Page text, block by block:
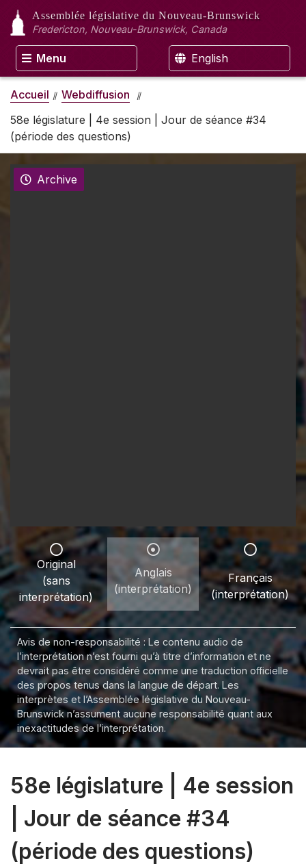
Assemblée législative du Nouveau-Brunswick
Fredericton, Nouveau-Brunswick, Canada
Menu English
Accueil
Webdiffusion
58e législature | 4e session | Jour de séance #34
(période des questions)
Archive
Original
(sans
interprétation)
Anglais
(interprétation)
Français
(interprétation)
Avis de non-responsabilité : Le contenu audio de
l’interprétation n’est fourni qu’à titre d’information et ne
devrait pas être considéré comme une traduction officielle
des propos tenus dans la langue de départ. Les
interprètes et l’Assemblée législative du Nouveau-
Brunswick n’assument aucune responsabilité quant aux
inexactitudes de l’interprétation.
58e législature | 4e session
| Jour de séance #34
(période des questions)